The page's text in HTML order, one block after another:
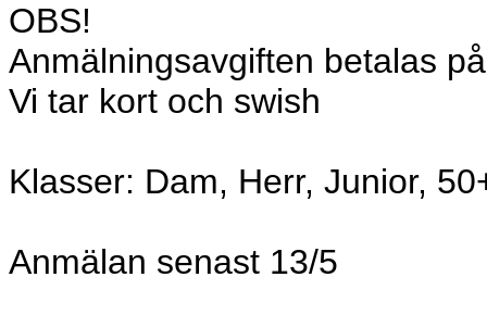
OBS!
Anmälningsavgiften betalas
Vi tar kort och swish
Klasser: Dam, Herr, Junior,
Anmälan senast 13/5